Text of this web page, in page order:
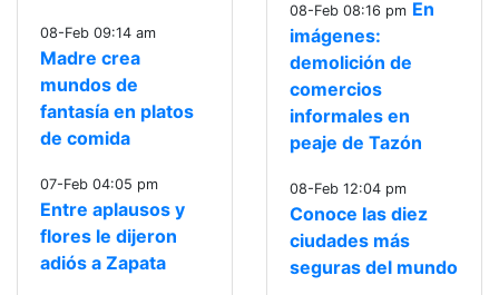
08-Feb 09:14 am
Madre crea
mundos de
fantasía en platos
de comida
07-Feb 04:05 pm
Entre aplausos y
flores le dijeron
adiós a Zapata
08-Feb 08:16 pm En
imágenes:
demolición de
comercios
informales en
peaje de Tazón
08-Feb 12:04 pm
Conoce las diez
ciudades más
seguras del mundo